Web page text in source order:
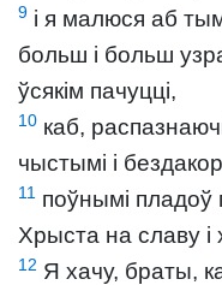
9 і я малюся аб
больш і больш
ўсякім пачуцці,
10 каб,
чыстымі і
11 поўнымі пладоў
Хрыста на славу
12 Я хачу, браты,